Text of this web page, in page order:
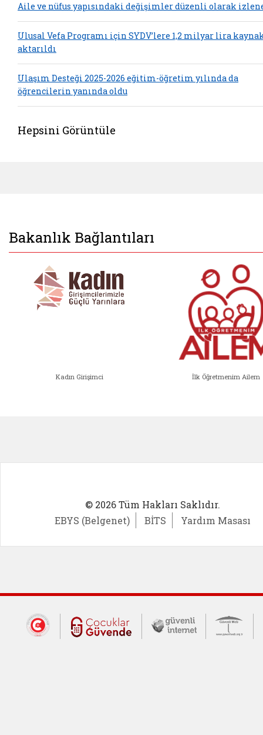
Aile ve nüfus yapısındaki değişimler düzenli olarak
Ulusal Vefa Programı için SYDV’lere 1,2 milyar lira
aktarıldı
Ulaşım Desteği 2025-2026 eğitim-öğretim yılında da
öğrencilerin yanında oldu
Hepsini Görüntüle
Bakanlık Bağlantıları
Kadın Girişimci İlk Öğretmenim Ailem
© 2026 Tüm Hakları Saklıdır.
EBYS (Belgenet)
BİTS Yardım Masası
Dış Bağlantılar
Cumhurbaşkanlığı İletişim Merkezi
Çocuklar Güvende (yeni
Güvenli